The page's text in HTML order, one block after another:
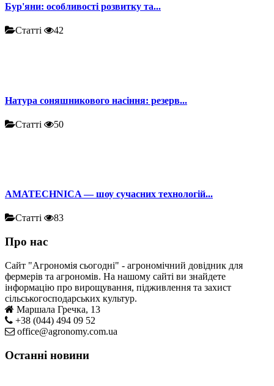
Бур'яни: особливості розвитку та...
Статті 42
Натура соняшникового насіння: резерв...
Статті 50
AMATECHNICA — шоу сучасних технологій...
Статті 83
Про нас
Сайт "Агрономія сьогодні" - агрономічний довідник для
фермерів та агрономів. На нашому сайті ви знайдете
інформацію про вирощування, підживлення та захист
сільськогосподарських культур.
Маршала Гречка, 13
+38 (044) 494 09 52
office@agronomy.com.ua
Останні новини